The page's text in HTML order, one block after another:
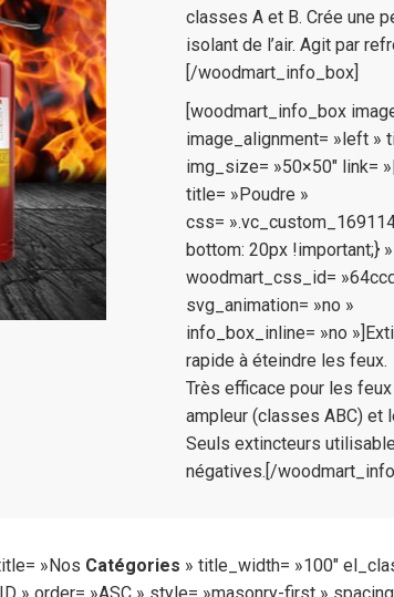
classes A et B. Crée une
isolant de l’air. Agit par
[/woodmart_info_box]
[woodmart_info_box
image_alignment= »left »
img_size= »50×50″ link=
title= »Poudre »
css=
bottom: 20px !important;} »
woodmart_css_id=
svg_animation= »no »
info_box_inline= »no
rapide à éteindre les feux.
Très efficace pour les
ampleur (classes ABC) et
Seuls extincteurs
négatives.[/
»Nos Catégories » title_width= »100″